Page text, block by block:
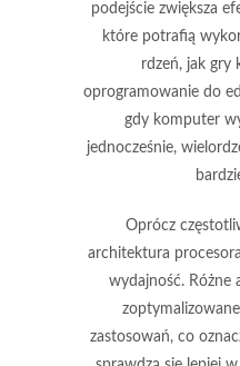
podejście zwiększa
które potrafią
rdzeń, jak gry
oprogramowanie do
gdy komputer
jednocześnie,
Oprócz
architektura procesora
wydajność. Różne
zastosowań, co